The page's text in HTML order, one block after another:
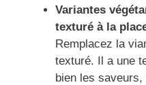
Variantes
texturé à la
Remplacez la
texturé. Il a une
bien les